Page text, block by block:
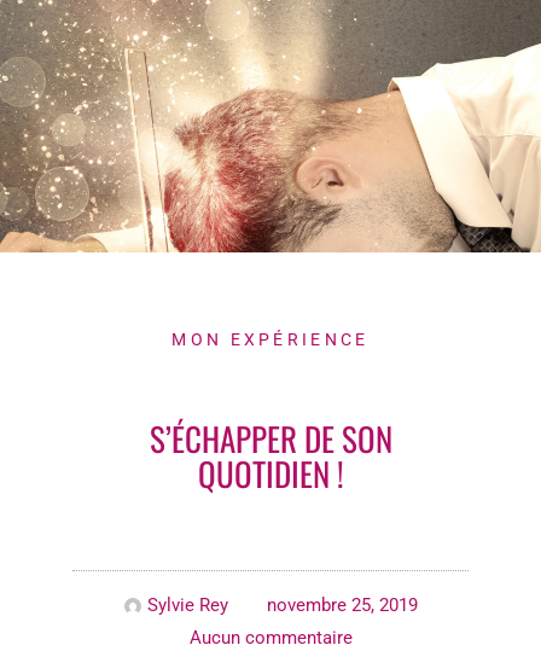
MON EXPÉRIENCE
S’ÉCHAPPER DE SON
QUOTIDIEN !
Sylvie Rey
novembre 25, 2019
Aucun commentaire